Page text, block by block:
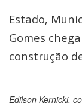
Estado,
Gomes
construção
Edilson Kernicki,